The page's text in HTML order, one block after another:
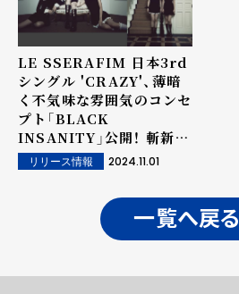
LE SSERAFIM 日本3rd
シングル 'CRAZY'、薄暗
く不気味な雰囲気のコンセ
プト「BLACK
INSANITY」公開！ 斬新な
コンセプトと、メンバーた
ちのクールで美しいビジュ
リリース情報 2024.11.01
一覧へ戻る